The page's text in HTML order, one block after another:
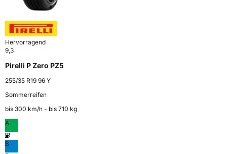
Hervorragend
9,3
Pirelli P Zero PZ5
255/35 R19 96 Y
Sommerreifen
bis 300 km⁠/⁠h - bis 710 kg
A
B